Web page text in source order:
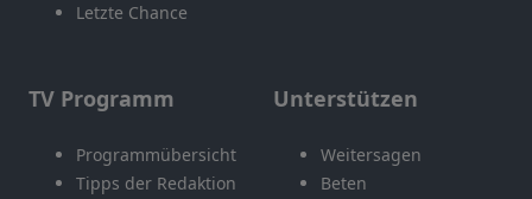
Letzte Chance
TV Programm
Programmübersicht
Tipps der Redaktion
Unterstützen
Weitersagen
Beten